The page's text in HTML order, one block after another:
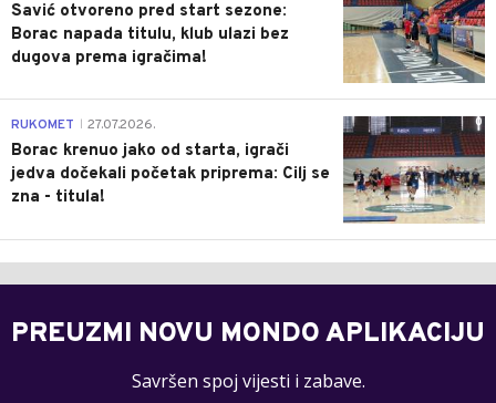
Savić otvoreno pred start sezone:
Borac napada titulu, klub ulazi bez
dugova prema igračima!
0
RUKOMET 27.07.2026.
Borac krenuo jako od starta, igrači
jedva dočekali početak priprema: Cilj se
zna - titula!
PREUZMI NOVU MONDO APLIKACIJU
Savršen spoj vijesti i zabave.